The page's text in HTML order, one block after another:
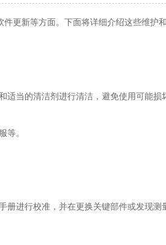
更新等方面。下面将详细介绍这些维护
的清洁剂进行清洁，避免使用可能损
等。
进行校准，并在更换关键部件或发现测